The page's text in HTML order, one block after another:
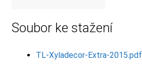
Soubor ke stažení
TL-Xyladecor-Extra-2015.pdf